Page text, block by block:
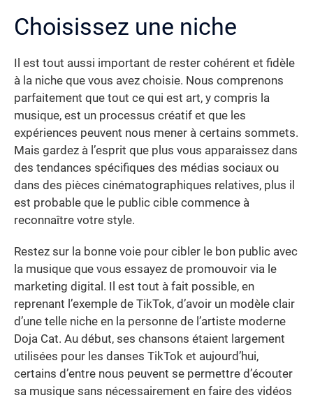
Choisissez une niche
Il est tout aussi important de rester cohérent et fidèle
à la niche que vous avez choisie. Nous comprenons
parfaitement que tout ce qui est art, y compris la
musique, est un processus créatif et que les
expériences peuvent nous mener à certains sommets.
Mais gardez à l’esprit que plus vous apparaissez dans
des tendances spécifiques des médias sociaux ou
dans des pièces cinématographiques relatives, plus il
est probable que le public cible commence à
reconnaître votre style.
Restez sur la bonne voie pour cibler le bon public avec
la musique que vous essayez de promouvoir via le
marketing digital. Il est tout à fait possible, en
reprenant l’exemple de TikTok, d’avoir un modèle clair
d’une telle niche en la personne de l’artiste moderne
Doja Cat. Au début, ses chansons étaient largement
utilisées pour les danses TikTok et aujourd’hui,
certains d’entre nous peuvent se permettre d’écouter
sa musique sans nécessairement en faire des vidéos